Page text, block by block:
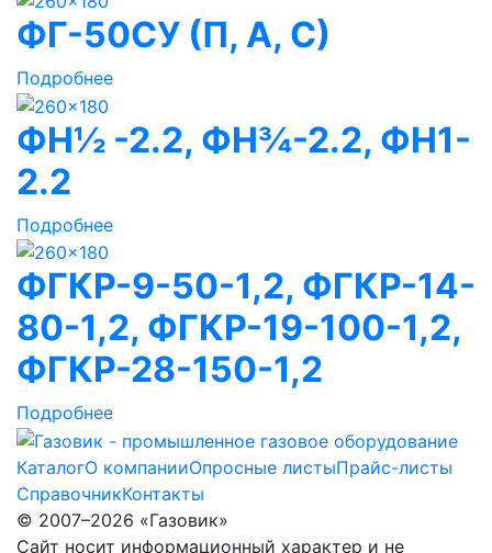
ФГ-50СУ (П, А, С)
Подробнее
ФН½ -2.2, ФН¾-2.2, ФН1-
2.2
Подробнее
ФГКР-9-50-1,2, ФГКР-14-
80-1,2, ФГКР-19-100-1,2,
ФГКР-28-150-1,2
Подробнее
КаталогО компанииОпросные листыПрайс-листы
СправочникКонтакты
© 2007–2026 «Газовик»
Сайт носит информационный характер и не